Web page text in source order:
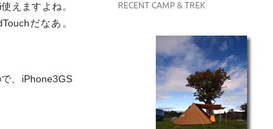
えますよね。
だなあ。
、iPhone3GS
RECENT CAMP & TREK